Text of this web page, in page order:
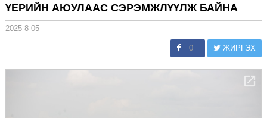
ҮЕРИЙН АЮУЛААС СЭРЭМЖЛҮҮЛЖ БАЙНА
2025-8-05
0 ЖИРГЭХ